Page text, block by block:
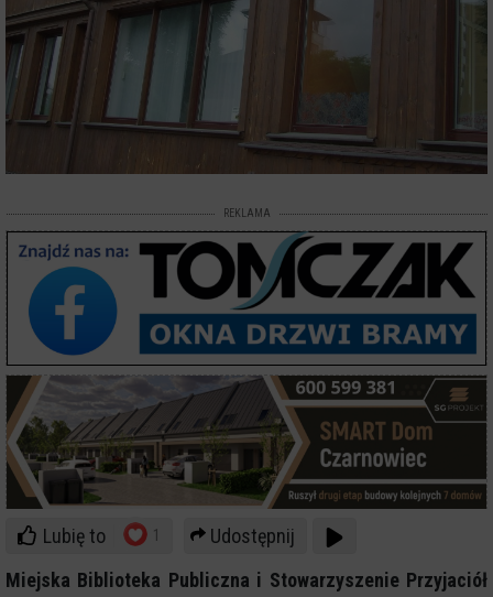
REKLAMA
Lubię to 1
Udostępnij
Miejska Biblioteka Publiczna i Stowarzyszenie Przyjaciół